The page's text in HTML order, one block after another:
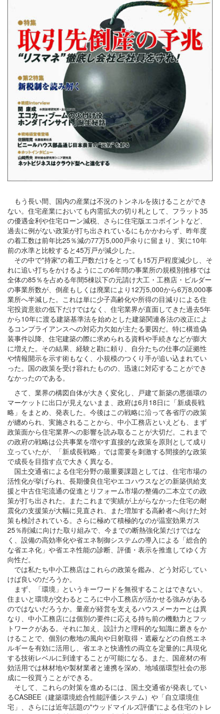
もう長い間、国内の産業は不況のトンネルを抜けることができ
ない。住宅産業においても内需拡大の切り札として、フラット35
の優遇金利や住宅ローン減税、さらに住宅版エコポイントなど、
過去に例がない政策が打ち出されているにもかかわらず、昨年度
の着工数は前年比25％減の77万5,000戸余りに留まり、実に10年
前の水準と比較すると45万戸が減少した。
その中で"持家"の着工戸数だけをとっても15万戸程度減少し、そ
れに追い打ちをかけるようにこの6年間の事業所の規模別推移では
全体の85％を占める年間5棟以下の元請け大工・工務店・ビルダー
の事業所数が、倒産もしくは廃業により12万5,000から6万8,000事
業所へ半減した。これは単に少子高齢化や所得の目減りによる住
宅投資意欲の低下だけではなく、住宅業界が直面してきた過去5年
から10年に渡る建築基準法を始めとした建築関連各法の改正によ
るコンプライアンスへの対応力欠如が主たる要因だ。特に構造偽
装事件以降、住宅建築の際に求められる資料や手続きなどが膨大
に増えた。その結果、経験と勘に頼り、自分たちの仕事の証拠性
や情報開示を示す術もなく、小規模のつくり手が追い込まれてい
った。国の政策を受け容れたものの、迅速に対応することができ
なかったのである。
さて、業界の構図自体が大きく変化し、戸建て新築の悪循環の
マーケットに出口が見えないまま、政府は6月18日に「新成長戦
略」をまとめ、発表した。今後はこの戦略に沿って各省庁の政策
が纏められ、実施されることから、中小工務店といえども、まず
政策面から住宅業界への影響を読み取ることが大切だ。これまで
の政府の戦略は公共事業を増やす直接的な政策を原則として成り
立っていたが、「新成長戦略」では需要を刺激する間接的な政策
で成長を目指す点で大きく異なる。
国土交通省による住宅分野の最重要課題としては、住宅市場の
活性化が挙げられ、長期優良住宅やエコハウスなどの新築供給支
援と中古住宅流通の促進とリフォーム市場の整備の二本立ての政
策が打ち出された。またこれまで実績が上がらなかった住宅の耐
震化の支援策が大幅に見直され、また増加する高齢者へ向けた対
策も検討されている。さらに極めて積極的なのが温室効果ガス
25％削減に向けた取り組みで、今までの断熱強化策だけではな
く、設備の高効率化や省エネ制御システムの導入による「総合的
な省エネ化」や省エネ性能の診断、評価・表示を推進してゆく方
向性だ。
では私たち中小工務店はこれらの政策を鑑み、どう対応してい
けば良いのだろうか。
まず、「環境」というキーワードを無視することはできない。
住まいと環境が交わるところに中小工務店が活かせる強みがある
のではないだろうか。量産が経営を支えるハウスメーカーとは異
なり、中小工務店には個別の要件に応える持ち前の機動力とフッ
トワークがある。それに加え、設計力と理科的な知識に磨きをか
けることで、個別の敷地の風向や日射取得・遮蔽などの自然エネ
ルギーを有効に活用し、省エネと快適性の両立を定量的に具現化
する技術レベルに到達することが可能になる。また、国産材の有
効活用では林材地や製材業者と連携を深め、地域循環型社会の形
成に一役買うことができる。
そして、これらの対策を進めるには、国土交通省が発表してい
るCASBEE（建築環境総合性能評価システム）や「自立環境住
宅」、さらには近年話題の"ウッドマイルズ評価"による住宅のトレ